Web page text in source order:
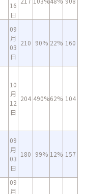
16
日
09
月
03
日
210 90% 22% 160
10
月
12
日
204 490%62% 104
09
月
03
日
180 99% 12% 157
09
月